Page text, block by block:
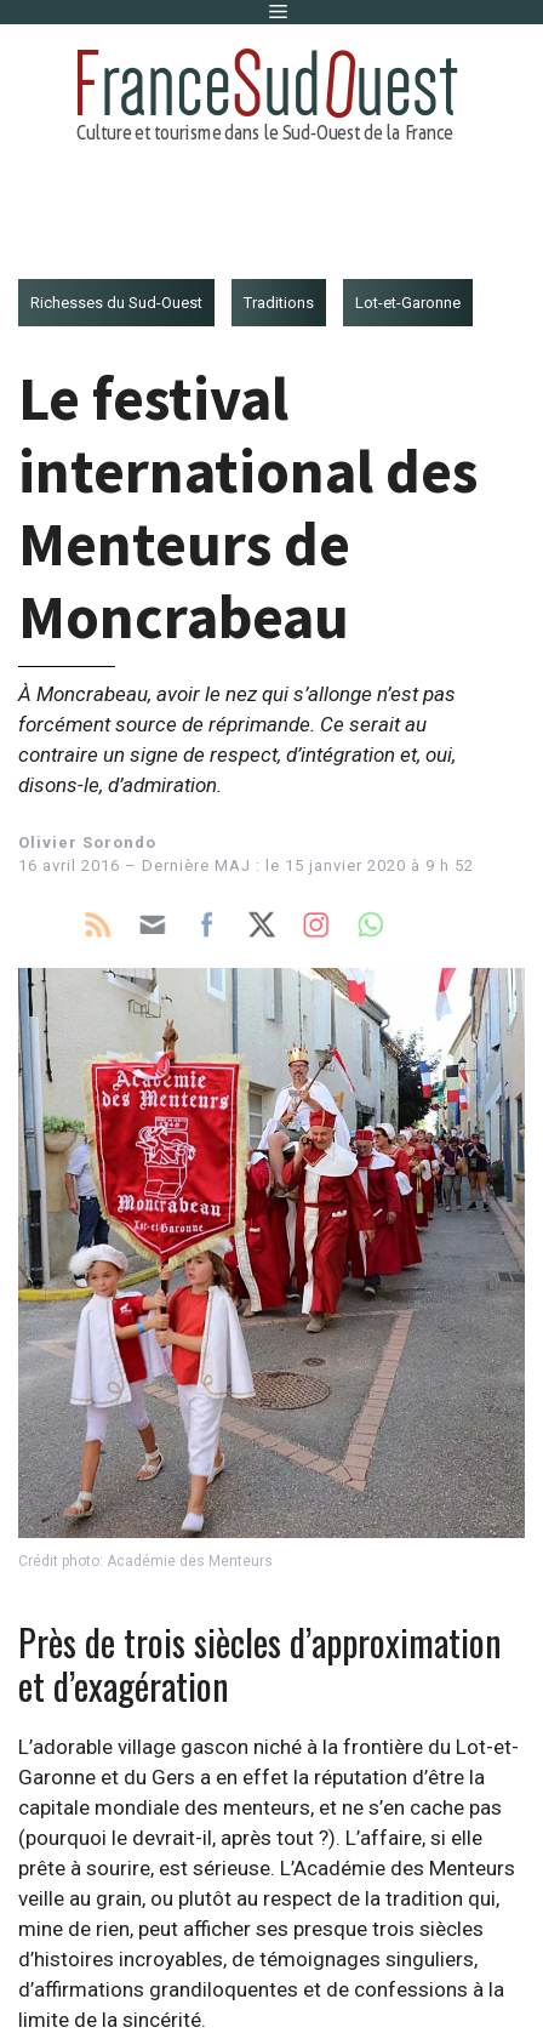
Menu
Richesses du Sud-Ouest Traditions Lot-et-Garonne
Le festival
international des
Menteurs de
Moncrabeau
À Moncrabeau, avoir le nez qui s’allonge n’est pas
forcément source de réprimande. Ce serait au
contraire un signe de respect, d’intégration et, oui,
disons-le, d’admiration.
Olivier Sorondo
16 avril 2016 – Dernière MAJ : le 15 janvier 2020 à 9 h 52
Crédit photo: Académie des Menteurs
Près de trois siècles d’approximation
et d’exagération
L’adorable village gascon niché à la frontière du Lot-et-
Garonne et du Gers a en effet la réputation d’être la
capitale mondiale des menteurs, et ne s’en cache pas
(pourquoi le devrait-il, après tout ?). L’affaire, si elle
prête à sourire, est sérieuse. L’Académie des Menteurs
veille au grain, ou plutôt au respect de la tradition qui,
mine de rien, peut afficher ses presque trois siècles
d’histoires incroyables, de témoignages singuliers,
d’affirmations grandiloquentes et de confessions à la
limite de la sincérité.